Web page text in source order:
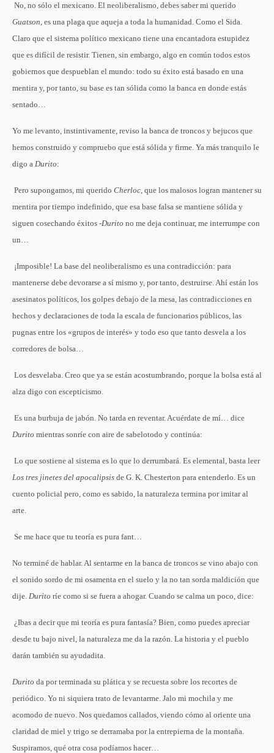
­ No, no sólo el mexicano. El neoliberalismo, debes saber mi querido
Guatson, es una plaga que aqueja a toda la humanidad. Como el Sida.
Claro que el sistema político mexicano tiene una encantadora estupidez
que es difícil de resistir. Tienen, sin embargo, algo en común todos estos
gobiernos que despueblan el mundo: todo su éxito está basado en una
mentira y, por tanto, su base es tan sólida como la banca en donde estás
sentado…
Yo me levanto, instintivamente, reviso la banca de troncos y bejucos que
hemos construido y compruebo que está sólida y firme. Ya más tranquilo le
digo a Durito:
­ Pero supongamos, mi querido Cherloc, que los malosos logran mantener su
mentira por tiempo indefinido, que esa base falsa se mantiene sólida y
siguen cosechando éxitos -Durito no me deja continuar, me interrumpe con
un…
­ ¡Imposible! La base del neoliberalismo es una contradicción: para
mantenerse debe devorarse a sí mismo y, por tanto, destruirse. Ahí están los
asesinatos políticos, los golpes debajo de la mesa, las contradicciones en
hechos y declaraciones de toda la escala de funcionarios públicos, las
pugnas entre los «grupos de interés» y todo eso que tanto desvela a los
corredores de bolsa…
­ Los desvelaba. Creo que ya se están acostumbrando, porque la bolsa está al
alza ­digo con escepticismo.
­ Es una burbuja de jabón. No tarda en reventar. Acuérdate de mí… ­dice
Durito mientras sonríe con aire de sabelotodo y continúa:
­ Lo que sostiene al sistema es lo que lo derrumbará. Es elemental, basta leer
Los tres jinetes del apocalipsis de G. K. Chesterton para entenderlo. Es un
cuento policial pero, como es sabido, la naturaleza termina por imitar al
arte.
­ Se me hace que tu teoría es pura fant…
No terminé de hablar. Al sentarme en la banca de troncos se vino abajo con
el sonido sordo de mi osamenta en el suelo y la no tan sorda maldición que
dije. Durito ríe como si se fuera a ahogar. Cuando se calma un poco, dice:
­ ¿Ibas a decir que mi teoría es pura fantasía? Bien, como puedes apreciar
desde tu bajo nivel, la naturaleza me da la razón. La historia y el pueblo
darán también su ayudadita.
Durito da por terminada su plática y se recuesta sobre los recortes de
periódico. Yo ni siquiera trato de levantarme. Jalo mi mochila y me
acomodo de nuevo. Nos quedamos callados, viendo cómo al oriente una
claridad de miel y trigo se derramaba por la entrepierna de la montaña.
Suspiramos, qué otra cosa podíamos hacer…